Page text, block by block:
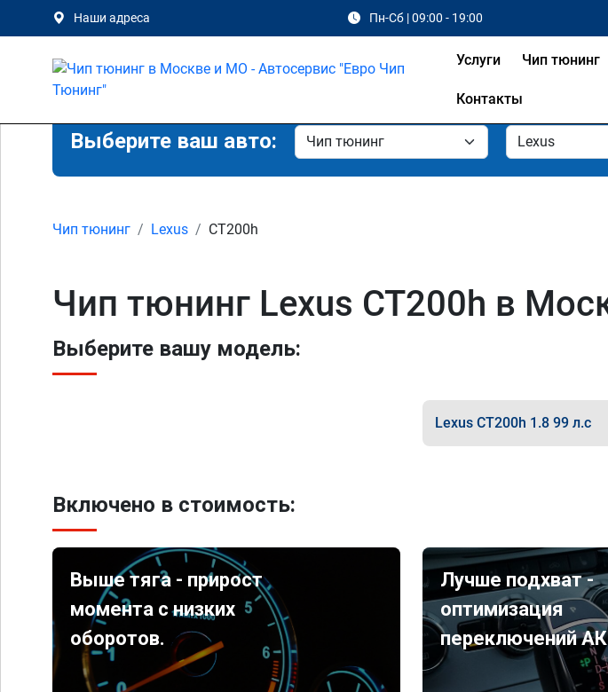
Наши адреса Пн-Сб | 09:00 - 19:00
Услуги Чип тюнинг
Контакты
Выберите ваш авто:
Чип тюнинг Lexus CT200h
Чип тюнинг Lexus CT200h в
Выберите вашу модель:
Lexus CT200h 1.8 99 л.с
Включено в стоимость:
Выше тяга - прирост
момента с низких
оборотов.
Лучше подхват -
оптимизация
переключений